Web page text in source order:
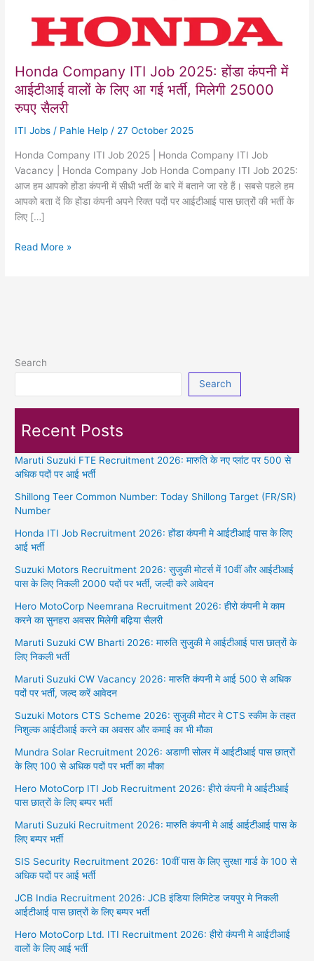
Honda Company ITI Job 2025: होंडा कंपनी में
आईटीआई वालों के लिए आ गई भर्ती, मिलेगी 25000
रुपए सैलरी
ITI Jobs / Pahle Help/ 27 October 2025
Honda Company ITI Job 2025 | Honda Company ITI Job
Vacancy | Honda Company Job Honda Company ITI Job 2025:
आज हम आपको होंडा कंपनी में सीधी भर्ती के बारे में बताने जा रहे हैं। सबसे पहले हम
आपको बता दें कि होंडा कंपनी अपने रिक्त पदों पर आईटीआई पास छात्रों की भर्ती के
लिए […]
Honda
आईटीआई
भर्ती,
मिलेगी
25000
रुपए
Read More »
Search
Search
Recent Posts
Maruti Suzuki FTE Recruitment 2026: मारुति के नए प्लांट पर 500 से
अधिक पदों पर आई भर्ती
Shillong Teer Common Number: Today Shillong Target (FR/SR)
Number
Honda ITI Job Recruitment 2026: होंडा कंपनी मे आईटीआई पास के लिए
आई भर्ती
Suzuki Motors Recruitment 2026: सुजुकी मोटर्स में 10वीं और आईटीआई
पास के लिए निकली 2000 पदों पर भर्ती, जल्दी करे आवेदन
Hero MotoCorp Neemrana Recruitment 2026: हीरो कंपनी मे काम
करने का सुनहरा अवसर मिलेगी बढ़िया सैलरी
Maruti Suzuki CW Bharti 2026: मारुति सुजुकी मे आईटीआई पास छात्रों के
लिए निकली भर्ती
Maruti Suzuki CW Vacancy 2026: मारुति कंपनी मे आई 500 से अधिक
पदों पर भर्ती, जल्द करें आवेदन
Suzuki Motors CTS Scheme 2026: सुजुकी मोटर मे CTS स्कीम के तहत
निशुल्क आईटीआई करने का अवसर और कमाई का भी मौका
Mundra Solar Recruitment 2026: अडाणी सोलर में आईटीआई पास छात्रों
के लिए 100 से अधिक पदों पर भर्ती का मौका
Hero MotoCorp ITI Job Recruitment 2026: हीरो कंपनी मे आईटीआई
पास छात्रों के लिए बम्पर भर्ती
Maruti Suzuki Recruitment 2026: मारुति कंपनी मे आई आईटीआई पास के
लिए बम्पर भर्ती
SIS Security Recruitment 2026: 10वीं पास के लिए सुरक्षा गार्ड के 100 से
अधिक पदों पर आई भर्ती
JCB India Recruitment 2026: JCB इंडिया लिमिटेड जयपुर मे निकली
आईटीआई पास छात्रों के लिए बम्पर भर्ती
Hero MotoCorp Ltd. ITI Recruitment 2026: हीरो कंपनी मे आईटीआई
वालों के लिए आई भर्ती